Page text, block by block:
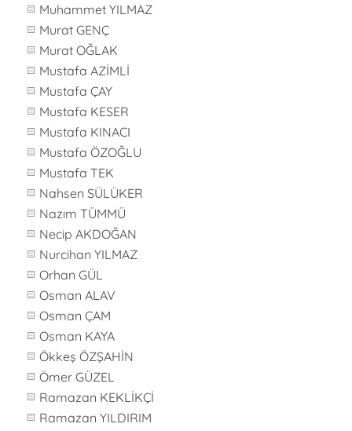
Muhammet YILMAZ
Murat GENÇ
Murat OĞLAK
Mustafa AZİMLİ
Mustafa ÇAY
Mustafa KESER
Mustafa KINACI
Mustafa ÖZOĞLU
Mustafa TEK
Nahsen SÜLÜKER
Nazım TÜMMÜ
Necip AKDOĞAN
Nurcihan YILMAZ
Orhan GÜL
Osman ALAV
Osman ÇAM
Osman KAYA
Ökkeş ÖZŞAHİN
Ömer GÜZEL
Ramazan KEKLİKÇİ
Ramazan YILDIRIM